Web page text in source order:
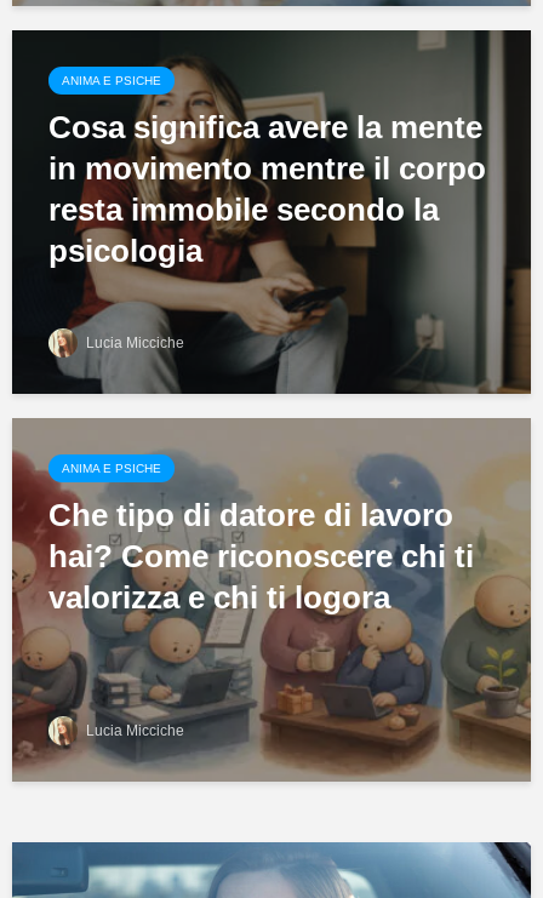
ANIMA E PSICHE
Cosa significa avere la mente
in movimento mentre il corpo
resta immobile secondo la
psicologia
Lucia Micciche
ANIMA E PSICHE
Che tipo di datore di lavoro
hai? Come riconoscere chi ti
valorizza e chi ti logora
Lucia Micciche